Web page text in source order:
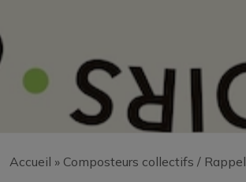
Accueil » Composteurs collectifs / Rappel